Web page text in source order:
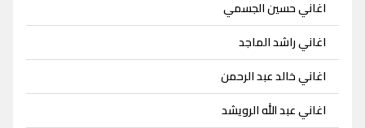
اغاني حسين الجسمي
اغاني راشد الماجد
اغاني خالد عبد الرحمن
اغاني عبد الله الرويشد